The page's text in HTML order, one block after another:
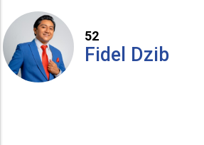
52
Fidel Dzib